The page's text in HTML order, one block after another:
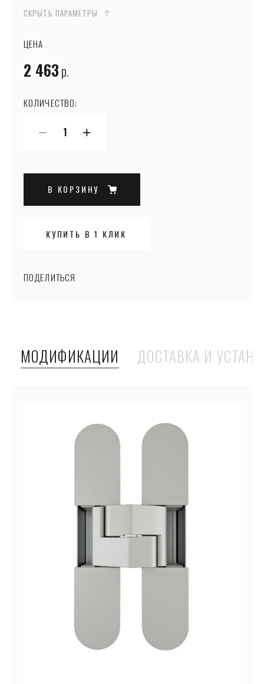
СКРЫТЬ ПАРАМЕТРЫ
ЦЕНА
2 463р.
КОЛИЧЕСТВО:
− +
В КОРЗИНУ
КУПИТЬ В 1 КЛИК
ПОДЕЛИТЬСЯ
МОДИФИКАЦИИ ДОСТАВКА И